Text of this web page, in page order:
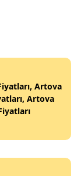
Artova
Artova